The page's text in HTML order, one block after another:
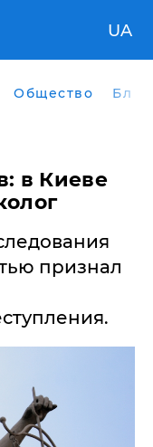
UA
Общество
в Киеве
признал